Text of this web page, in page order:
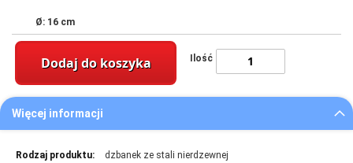
Ø: 16 cm
Ilość
Dodaj do koszyka
Więcej informacji
Więcej
dzbanek ze stali nierdzewnej